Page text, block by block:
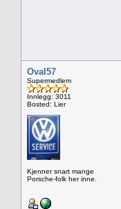
Oval57
Supermedlem
Innlegg: 3011
Bosted: Lier
Kjenner snart mange
Porsche-folk her inne.